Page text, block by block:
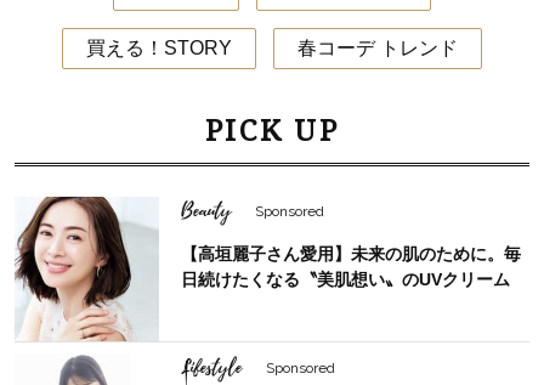
買える！STORY 春コーデ トレンド
PICK UP
Beauty Sponsored
【高垣麗子さん愛用】未来の肌のために。毎
日続けたくなる〝美肌想い〟のUVクリーム
Lifestyle Sponsored